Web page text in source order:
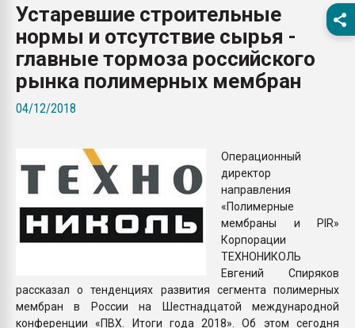
вакуумного
Продам отходы
поликарбоната и АБС-
Armaloy PC/ABS-1IM
Устаревшие строительные
нормы и отсутствие сырья -
главные тормоза российского
рынка полимерных мембран
04/12/2018
Операционный
директор
направления
«Полимерные
мембраны и PIR»
Корпорации
ТЕХНОНИКОЛЬ
Евгений Спиряков
рассказал о тенденциях развития сегмента полимерных
мембран в России на Шестнадцатой международной
конференции «ПВХ. Итоги года 2018». Об этом сегодня